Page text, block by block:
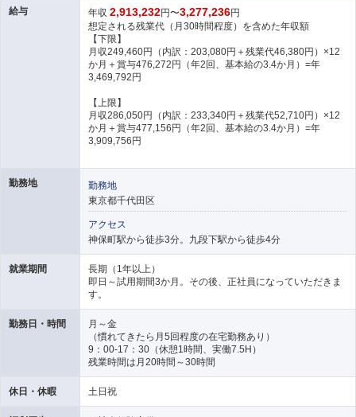
給与 年収 2,913,232円〜3,277,236円
想定される残業代（月30時間程度）を含めた年収額
【下限】
月収249,460円（内訳：203,080円＋残業代46,380円）×12
か月＋賞与476,272円（年2回、基本給の3.4か月）=年
3,469,792円
【上限】
月収286,050円（内訳：233,340円＋残業代52,710円）×12
か月＋賞与477,156円（年2回、基本給の3.4か月）=年
3,909,756円
勤務地
勤務地
東京都千代田区
アクセス
神保町駅から徒歩3分。九段下駅から徒歩4分
就業期間
長期（1年以上）
即日～試用期間3か月。その後、正社員になっていただきま
す。
勤務日・時間
月～金
（慣れてきたら月5回程度の在宅勤務あり）
9：00-17：30（休憩1時間、実働7.5H）
残業時間は月20時間～30時間
休日・休暇 土日祝